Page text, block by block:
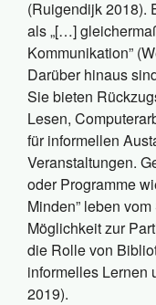
(Ruigendijk 2018).
als „[…]
Kommunikation”
Darüber hinaus
Sie bieten
Lesen,
für informellen
Veranstaltungen.
oder Programme
Minden” leben
Möglichkeit zur
die Rolle von
informelles Lernen
2019).